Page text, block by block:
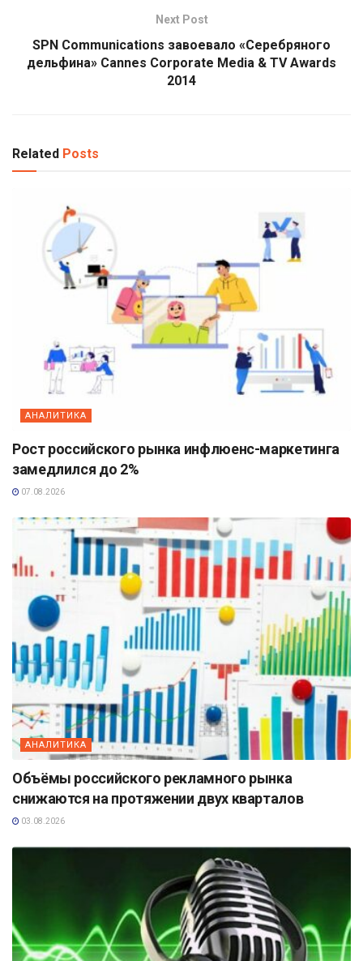
Next Post
SPN Communications завоевало «Серебряного
дельфина» Cannes Corporate Media & TV Awards
2014
Related Posts
АНАЛИТИКА
Рост российского рынка инфлюенс-маркетинга
замедлился до 2%
07.08.2026
АНАЛИТИКА
Объёмы российского рекламного рынка
снижаются на протяжении двух кварталов
03.08.2026